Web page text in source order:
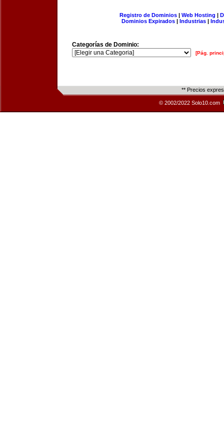
Registro de Dominios| Web Hosting |
Dominios Expirados | Industrias |
Categorías de Dominio:
[Pág.
** Precios
© 2002/2022 Solo10.com